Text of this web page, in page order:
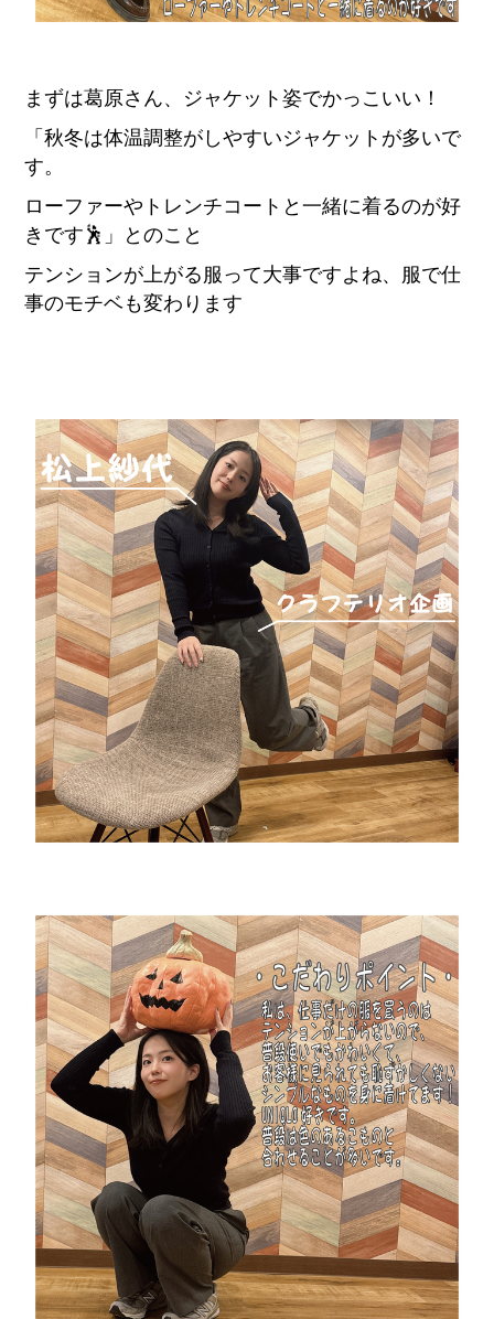
まずは葛原さん、ジャケット姿でかっこいい！
「秋冬は体温調整がしやすいジャケットが多いで
す。
ローファーやトレンチコートと一緒に着るのが好
きです🕺」とのこと
テンションが上がる服って大事ですよね、服で仕
事のモチベも変わります